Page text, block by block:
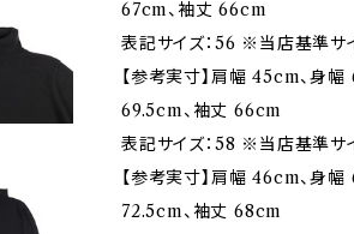
67cm、袖丈 66cm
表記サイズ：56 ※当店基準サ
【参考実寸】肩幅 45cm、身
69.5cm、袖丈 66cm
表記サイズ：58 ※当店基準サ
【参考実寸】肩幅 46cm、身
72.5cm、袖丈 68cm